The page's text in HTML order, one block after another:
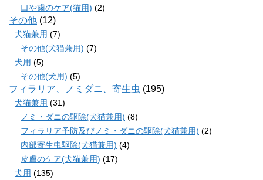
口や歯のケア(猫用) (2)
その他 (12)
犬猫兼用 (7)
その他(犬猫兼用) (7)
犬用 (5)
その他(犬用) (5)
フィラリア、ノミダニ、寄生虫 (195)
犬猫兼用 (31)
ノミ・ダニの駆除(犬猫兼用) (8)
フィラリア予防及びノミ・ダニの駆除(犬猫兼用) (2)
内部寄生虫駆除(犬猫兼用) (4)
皮膚のケア(犬猫兼用) (17)
犬用 (135)